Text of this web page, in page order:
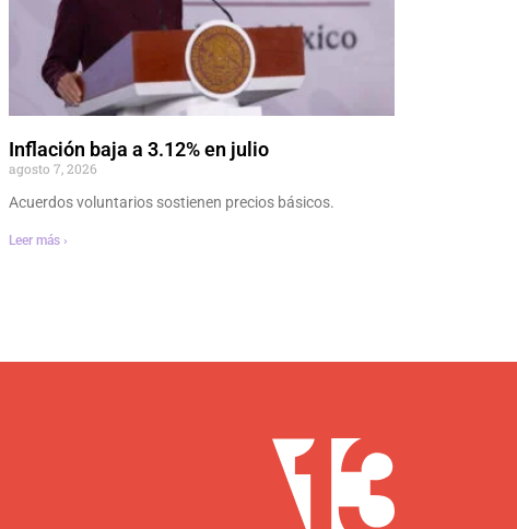
Inflación baja a 3.12% en julio
agosto 7, 2026
Acuerdos voluntarios sostienen precios básicos.
Leer más ›